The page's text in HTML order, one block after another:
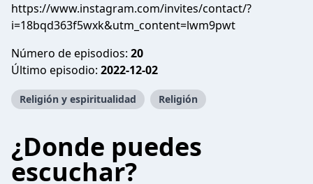
https://www.instagram.com/invites/contact/?
i=18bqd363f5wxk&utm_content=lwm9pwt
Número de episodios: 20
Último episodio: 2022-12-02
Religión y espiritualidad Religión
¿Donde puedes
escuchar?